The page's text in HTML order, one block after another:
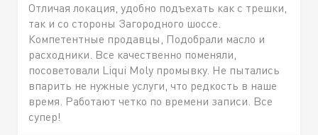
Отличая локация, удобно подъехать как с трешки,
так и со стороны Загородного шоссе.
Компетентные продавцы, Подобрали масло и
расходники. Все качественно поменяли,
посоветовали Liqui Moly промывку. Не пытались
впарить не нужные услуги, что редкость в наше
время. Работают четко по времени записи. Все
супер!